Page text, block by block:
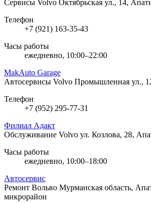
Сервисы Volvo Октябрьская ул., 14,
Телефон
+7 (921) 163-35-43
Часы работы
ежедневно, 10:00–22:00
MakAuto Garage
Автосервисы Volvo Промышленная ул.,
Телефон
+7 (952) 295-77-31
Филиал Адакт
Обслуживание Volvo ул. Козлова, 28,
Часы работы
ежедневно, 10:00–18:00
Автосервис
Ремонт Вольво Мурманская область,
микрорайон